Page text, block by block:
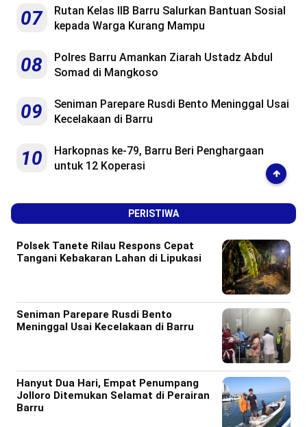
07
Rutan Kelas IIB Barru Salurkan Bantuan Sosial
kepada Warga Kurang Mampu
08
Polres Barru Amankan Ziarah Ustadz Abdul
Somad di Mangkoso
09
Seniman Parepare Rusdi Bento Meninggal Usai
Kecelakaan di Barru
10
Harkopnas ke-79, Barru Beri Penghargaan
untuk 12 Koperasi
PERISTIWA
Polsek Tanete Rilau Respons Cepat
Tangani Kebakaran Lahan di Lipukasi
Seniman Parepare Rusdi Bento
Meninggal Usai Kecelakaan di Barru
Hanyut Dua Hari, Empat Penumpang
Jolloro Ditemukan Selamat di Perairan
Barru